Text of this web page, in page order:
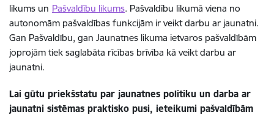
likums un Pašvaldību likums. Pašvaldību likumā viena no
autonomām pašvaldības funkcijām ir veikt darbu ar jaunatni.
Gan Pašvaldību, gan Jaunatnes likuma ietvaros pašvaldībām
joprojām tiek saglabāta rīcības brīvība kā veikt darbu ar
jaunatni.
Lai gūtu priekšstatu par jaunatnes politiku un darba ar
jaunatni sistēmas praktisko pusi, ieteikumi pašvaldībām